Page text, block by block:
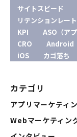
サイトスピード
リテンションレート
KPI
ASO（ア
CRO
Android
iOS
カゴ落ち
カテゴリ
アプリマーケティ
Webマーケティン